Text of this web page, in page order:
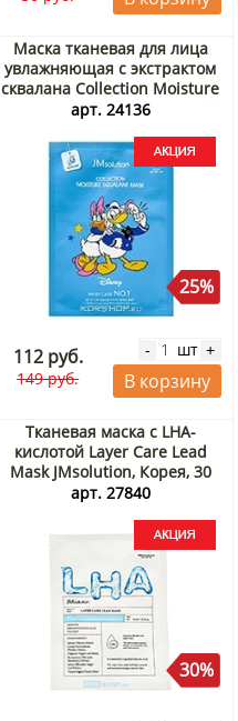
Маска тканевая для лица
увлажняющая с экстрактом
сквалана Collection Moisture
Squalane Mask JMsolution,
арт. 24136
25%
112 руб.
149 руб.
- шт +
В корзину
Тканевая маска с LHA-
кислотой Layer Care Lead
Mask JMsolution, Корея, 30
мл Акция
арт. 27840
30%